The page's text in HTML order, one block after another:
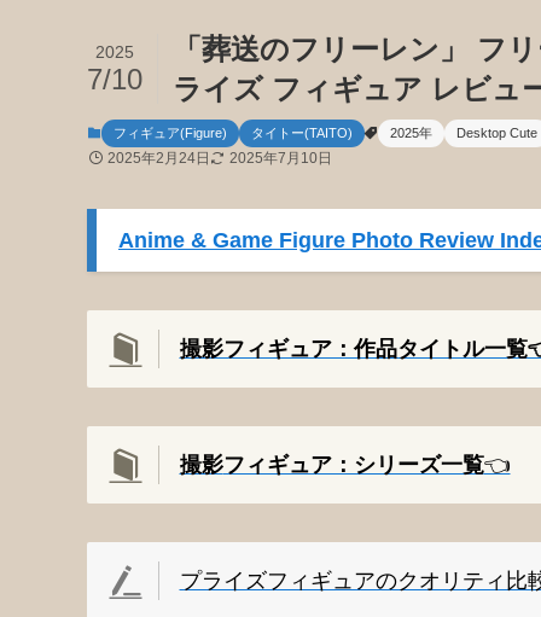
「葬送のフリーレン」 フ
ライズ フィギュア レビュ
2025
7/10
フィギュア(Figure) タイトー(TAITO) 2025年 Desktop Cute
2025年2月24日 2025年7月10日
Anime & Game Figure Photo Review
撮影フィギュア：作品タイトル一覧
撮影フィギュア：シリーズ一覧👈️
プライズフィギュアのクオリティ比